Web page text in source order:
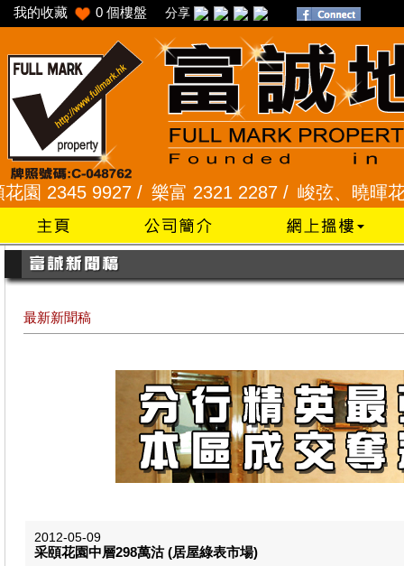
我的收藏 0 個樓盤 分享
9927 /樂富 2321 2287 /峻弦、曉暉花園
最新新聞稿
2012-05-09
采頤花園中層298萬​沽 (居屋綠表市場​)